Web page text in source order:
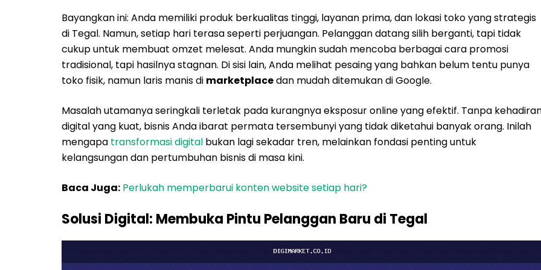
Bayangkan ini: Anda memiliki produk berkualitas tinggi, layanan prima, dan lokasi toko yang strategis
di Tegal. Namun, setiap hari terasa seperti perjuangan. Pelanggan datang silih berganti, tapi tidak
cukup untuk membuat omzet melesat. Anda mungkin sudah mencoba berbagai cara promosi
tradisional, tapi hasilnya stagnan. Di sisi lain, Anda melihat pesaing yang bahkan belum tentu punya
toko fisik, namun laris manis di marketplacedan mudah ditemukan di Google.
Masalah utamanya seringkali terletak pada kurangnya eksposur online yang efektif. Tanpa
digital yang kuat, bisnis Anda ibarat permata tersembunyi yang tidak diketahui banyak orang. Inilah
mengapa transformasi digital bukan lagi sekadar tren, melainkan fondasi penting untuk
kelangsungan dan pertumbuhan bisnis di masa kini.
Baca Juga: Perlukah memperbarui konten website setiap hari?
Solusi Digital: Membuka Pintu Pelanggan Baru di Tegal